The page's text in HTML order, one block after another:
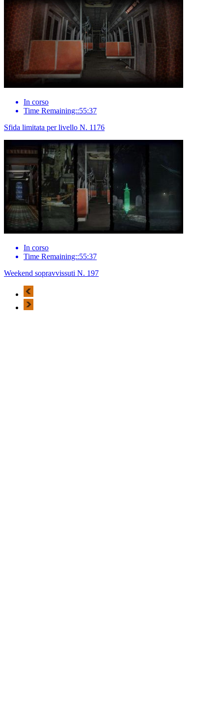
In corso
Time Remaining::55:37
Sfida limitata per livello N. 1176
In corso
Time Remaining::55:37
Weekend sopravvissuti N. 197